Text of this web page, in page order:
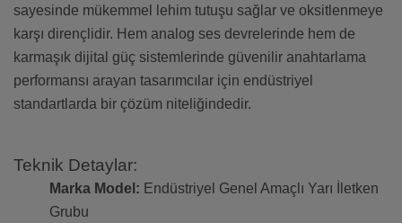
sayesinde mükemmel lehim tutuşu sağlar ve oksitlenmeye
karşı dirençlidir. Hem analog ses devrelerinde hem de
karmaşık dijital güç sistemlerinde güvenilir anahtarlama
performansı arayan tasarımcılar için endüstriyel
standartlarda bir çözüm niteliğindedir.
Teknik Detaylar:
Marka Model: Endüstriyel Genel Amaçlı Yarı İletken
Grubu